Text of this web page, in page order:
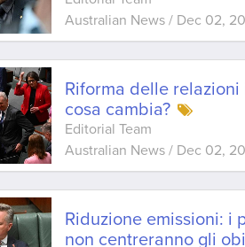
Australian News / Dec 02,
Riforma delle
cosa cambia?
Editorial Team
Australian News / Dec 02,
Riduzione emissioni: i
non centreranno gli